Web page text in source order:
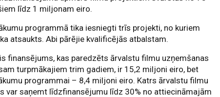
līdz 1 miljonam eiro.
programmā tika iesniegti trīs projekti, no kuriem
atsaukts. Abi pārējie kvalificējās atbalstam.
finansējums, kas paredzēts ārvalstu filmu uzņemšanas
turpmākajiem trim gadiem, ir 15,2 miljoni eiro, bet
programmai – 8,4 miljoni eiro. Katrs ārvalstu filmu
var saņemt līdzfinansējumu līdz 30% no attiecināmajām